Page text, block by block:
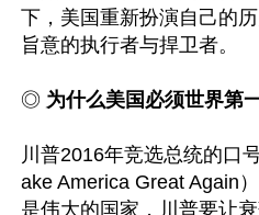
下，美国重新扮演自己的
旨意的执行者与捍卫者。
◎ 为什么美国必须世界第
川普2016年竞选总统的口
ake America Great Again
是伟大的国家，川普要让